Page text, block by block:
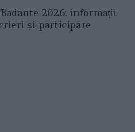
2026: informații
și participare